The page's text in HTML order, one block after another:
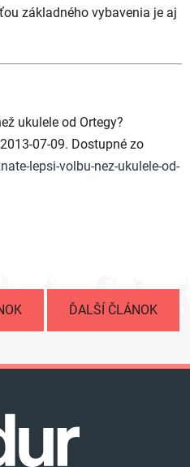
základného vybavenia je aj
ukulele od Ortegy?
07-09. Dostupné zo
lepsi-volbu-nez-ukulele-od-
ĎALŠÍ ČLÁNOK